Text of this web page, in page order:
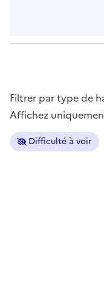
Filtrer par type de
Affichez
Difficulté à voir